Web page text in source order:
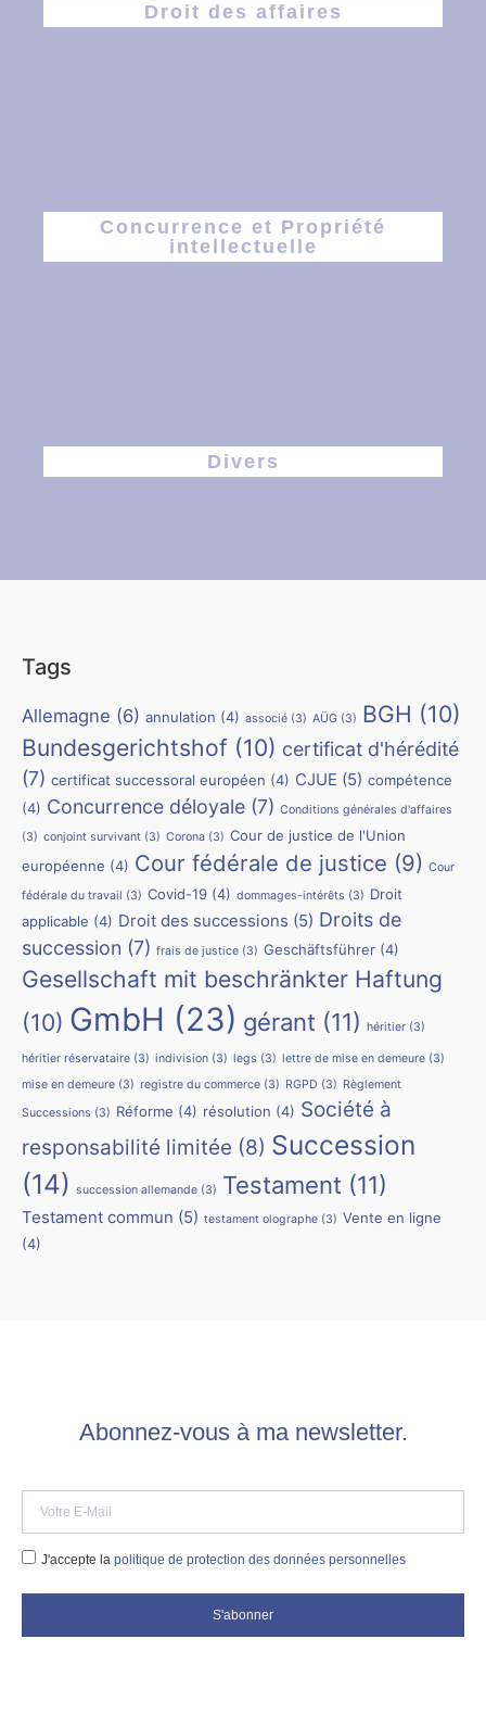
Droit des affaires
Concurrence et Propriété
intellectuelle
Divers
Tags
Allemagne (6) annulation (4) associé (3) AÜG (3) BGH (10)
Bundesgerichtshof (10) certificat d'hérédité
(7) certificat successoral européen (4) CJUE (5) compétence
(4) Concurrence déloyale (7) Conditions générales d'affaires
(3) conjoint survivant (3) Corona (3) Cour de justice de l'Union
européenne (4) Cour fédérale de justice (9) Cour
fédérale du travail (3) Covid-19 (4) dommages-intérêts (3) Droit
applicable (4) Droit des successions (5) Droits de
succession (7) frais de justice (3) Geschäftsführer (4)
Gesellschaft mit beschränkter Haftung
(10) GmbH (23) gérant (11) héritier (3)
héritier réservataire (3) indivision (3) legs (3) lettre de mise en demeure (3)
mise en demeure (3) registre du commerce (3) RGPD (3) Règlement
Successions (3) Réforme (4) résolution (4) Société à
responsabilité limitée (8) Succession
(14) succession allemande (3) Testament (11)
Testament commun (5) testament olographe (3) Vente en ligne
(4)
Abonnez-vous à ma newsletter.
J'accepte la politique de protection des données personnelles
S'abonner